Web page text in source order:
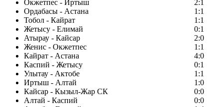
Окжетпес - Иртыш
2:1
Ордабасы - Астана
1:1
Тобол - Кайрат
1:1
Жетысу - Елимай
0:1
Атырау - Кайсар
2:0
Женис - Окжетпес
1:1
Кайрат - Астана
4:0
Каспий - Жетысу
0:1
Улытау - Актобе
1:1
Иртыш - Алтай
1:0
Кайсар - Кызыл-Жар СК
0:0
Алтай - Каспий
0:0